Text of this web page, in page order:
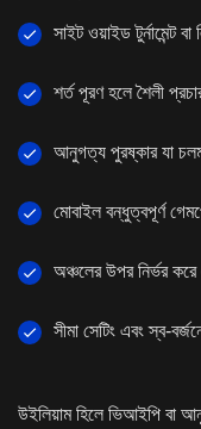
সাইট ওয়াইড টুর্নামেন্ট
শর্ত পূরণ হলে শৈলী
আনুগত্য পুরষ্কার যা
মোবাইল বন্ধুত্বপূর্ণ
অঞ্চলের উপর নির্ভর
সীমা সেটিং এবং স্ব-
উইলিয়াম হিলে ভিআইপি বা